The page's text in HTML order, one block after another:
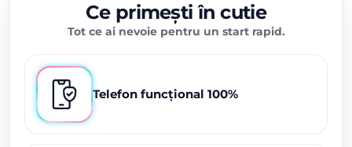
Ce primești în cutie
Tot ce ai nevoie pentru un start rapid.
Telefon funcțional 100%